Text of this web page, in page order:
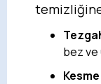
bez ve